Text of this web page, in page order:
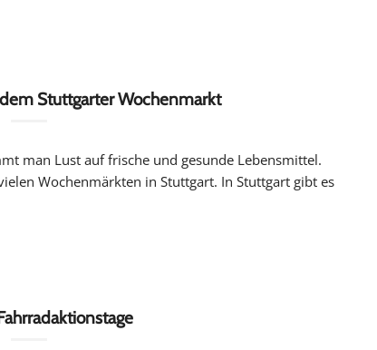
Stuttgarter Wochenmarkt
man Lust auf frische und gesunde Lebensmittel.
Wochenmärkten in Stuttgart. In Stuttgart gibt es